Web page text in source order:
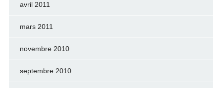
avril 2011
mars 2011
novembre 2010
septembre 2010